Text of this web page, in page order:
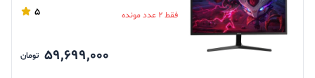
فقط 2 عدد مونده 5
59,699,000 تومان